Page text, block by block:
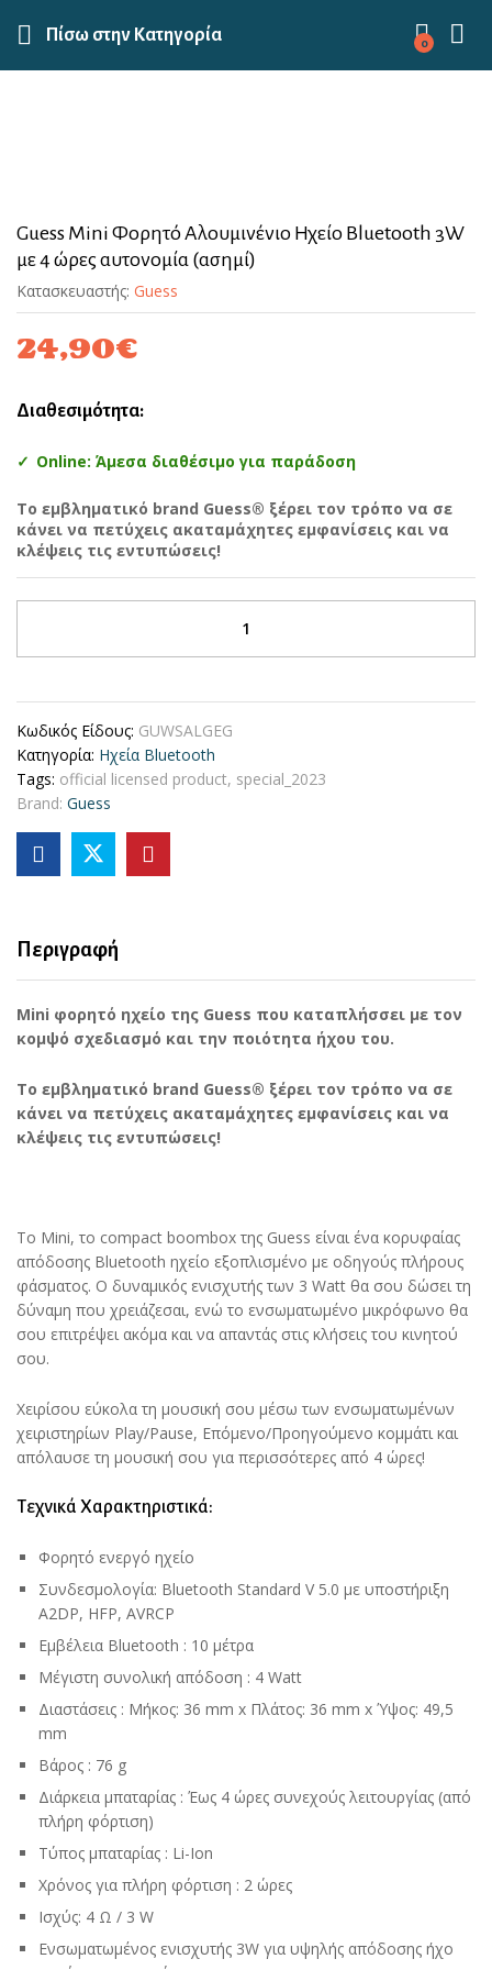
Πίσω στην Κατηγορία 0
Guess Mini Φορητό Αλουμινένιο Ηχείο Bluetooth 3W
με 4 ώρες αυτονομία (ασημί)
Κατασκευαστής: Guess
24,90€
Διαθεσιμότητα:
Online: Άμεσα διαθέσιμο για παράδοση
Το εμβληματικό brand Guess® ξέρει τον τρόπο να σε
κάνει να πετύχεις ακαταμάχητες εμφανίσεις και να
κλέψεις τις εντυπώσεις!
Φορητό
Ηχείο
Bluetooth
3W
με
4
ώρες
αυτονομία
(ασημί)
Κωδικός Είδους: GUWSALGEG
Κατηγορία: Ηχεία Bluetooth
Tags: official licensed product, special_2023
Brand: Guess
Περιγραφή
Mini φορητό ηχείο της Guess που καταπλήσσει με τον
κομψό σχεδιασμό και την ποιότητα ήχου του.
Το εμβληματικό brand Guess® ξέρει τον τρόπο να σε
κάνει να πετύχεις ακαταμάχητες εμφανίσεις και να
κλέψεις τις εντυπώσεις!
Το Mini, το compact boombox της Guess είναι ένα κορυφαίας
απόδοσης Bluetooth ηχείο εξοπλισμένο με οδηγούς πλήρους
φάσματος. Ο δυναμικός ενισχυτής των 3 Watt θα σου δώσει τη
δύναμη που χρειάζεσαι, ενώ το ενσωματωμένο μικρόφωνο θα
σου επιτρέψει ακόμα και να απαντάς στις κλήσεις του κινητού
σου.
Χειρίσου εύκολα τη μουσική σου μέσω των ενσωματωμένων
χειριστηρίων Play/Pause, Επόμενο/Προηγούμενο κομμάτι και
απόλαυσε τη μουσική σου για περισσότερες από 4 ώρες!
Τεχνικά Χαρακτηριστικά:
Φορητό ενεργό ηχείο
Συνδεσμολογία: Bluetooth Standard V 5.0 με υποστήριξη
A2DP, HFP, AVRCP
Εμβέλεια Bluetooth : 10 μέτρα
Μέγιστη συνολική απόδοση : 4 Watt
Διαστάσεις : Μήκος: 36 mm x Πλάτος: 36 mm x Ύψος: 49,5
mm
Βάρος : 76 g
Διάρκεια μπαταρίας : Έως 4 ώρες συνεχούς λειτουργίας (από
πλήρη φόρτιση)
Τύπος μπαταρίας : Li-Ion
Χρόνος για πλήρη φόρτιση : 2 ώρες
Ισχύς: 4 Ω / 3 W
Ενσωματωμένος ενισχυτής 3W για υψηλής απόδοσης ήχο